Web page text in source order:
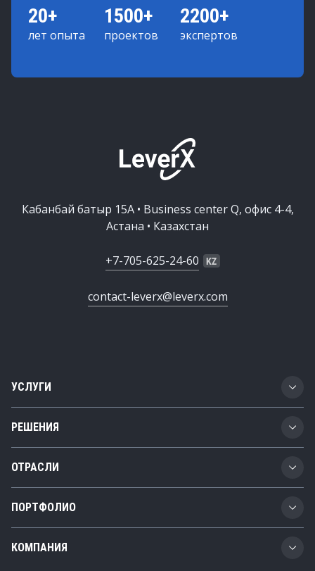
20+
лет опыта
1500+
проектов
2200+
экспертов
УСЛУГИ
Разработка ПО
Цифровая трансформация
Внедрение SAP
РЕШЕНИЯ
Business Technology Platform
Жизненный цикл продукта
Управление расходами
ОТРАСЛИ
Автомобилестроение
Транспорт и логистика
ПОРТФОЛИО
Кейсы
КОМПАНИЯ
Кабанбай батыр 15А • Business center Q, офис 4-4,
Астана • Казахстан
+7-705-625-24-60
contact-leverx@leverx.com